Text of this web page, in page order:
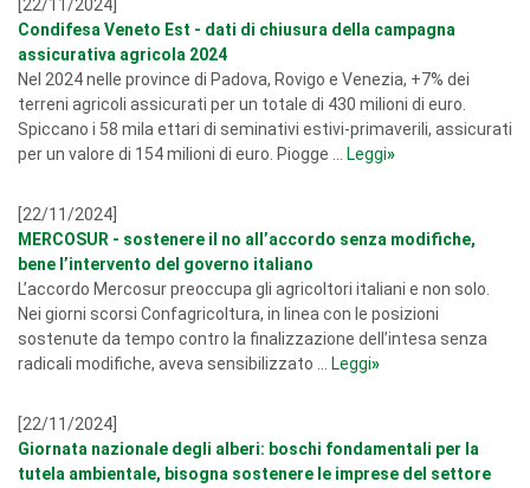
[22/11/2024]
Condifesa Veneto Est - dati di chiusura della campagna
assicurativa agricola 2024
Nel 2024 nelle province di Padova, Rovigo e Venezia, +7% dei
terreni agricoli assicurati per un totale di 430 milioni di euro.
Spiccano i 58 mila ettari di seminativi estivi-primaverili, assicurati
per un valore di 154 milioni di euro. Piogge ...
Leggi»
[22/11/2024]
MERCOSUR - sostenere il no all’accordo senza modifiche,
bene l’intervento del governo italiano
L’accordo Mercosur preoccupa gli agricoltori italiani e non solo.
Nei giorni scorsi Confagricoltura, in linea con le posizioni
sostenute da tempo contro la finalizzazione dell’intesa senza
radicali modifiche, aveva sensibilizzato ...
Leggi»
[22/11/2024]
Giornata nazionale degli alberi: boschi fondamentali per la
tutela ambientale, bisogna sostenere le imprese del settore